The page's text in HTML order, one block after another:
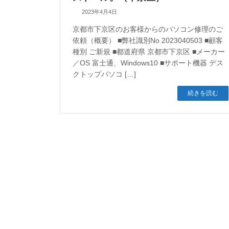
2023年4月4日
京都市下京区のお客様からのパソコン修理のご
依頼（概要） ■弊社識別No 2023040503 ■顧客
種別 ご新規 ■都道府県 京都市下京区 ■メーカー
／OS 富士通、Windows10 ■サポート機器 デス
クトップパソコ […]
続きを読む